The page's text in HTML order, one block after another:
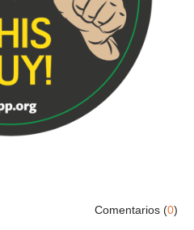
Comentarios (0)